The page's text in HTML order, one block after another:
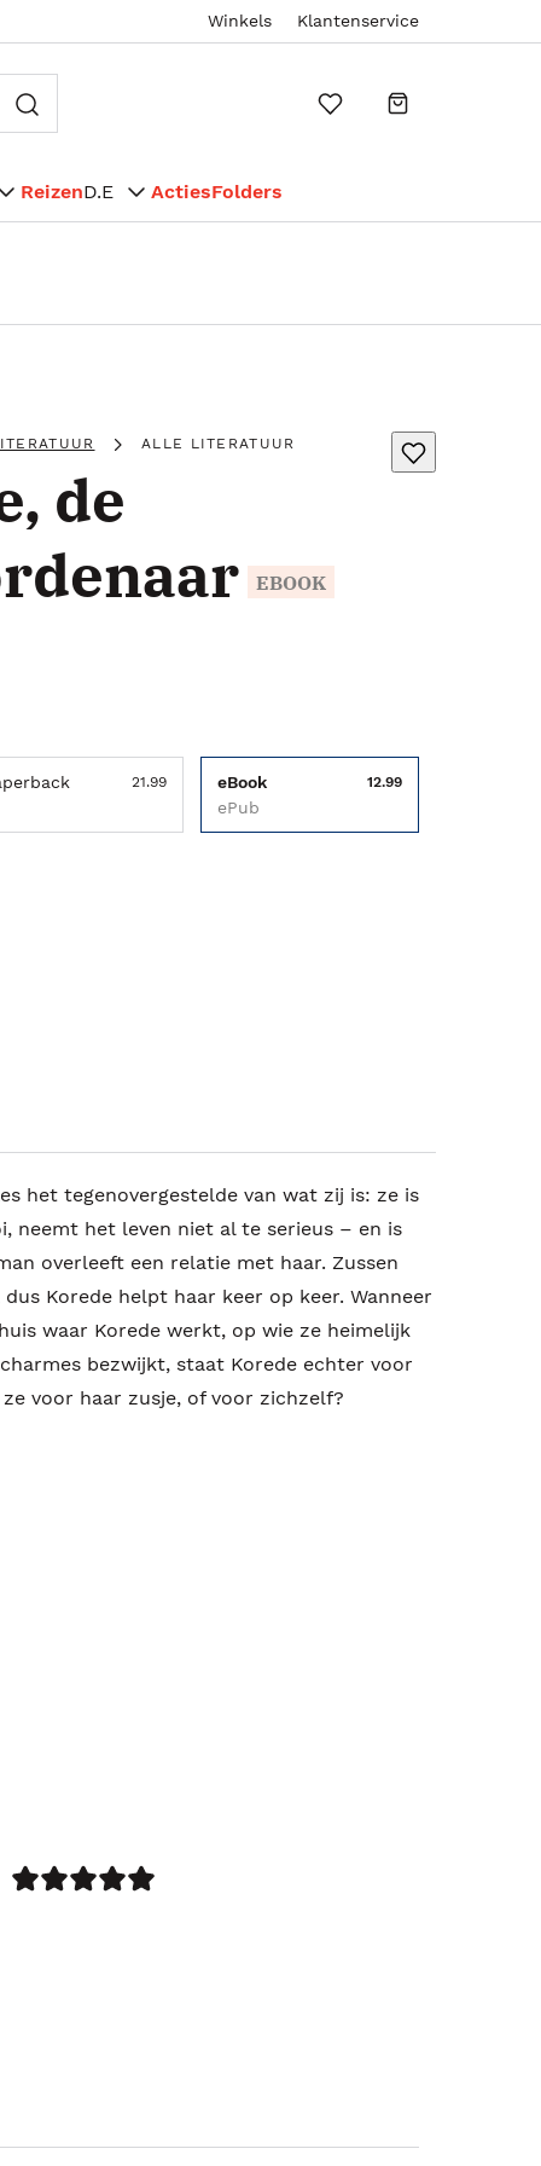
Winkels Klantenservice
ReizenD.E ActiesFolders
ALLE LITERATUUR
de
EBOOK
21.99 eBook 12.99
ePub
het tegenovergestelde van wat zij is: ze is
neemt het leven niet al te serieus – en is
overleeft een relatie met haar. Zussen
Korede helpt haar keer op keer. Wanneer
waar Korede werkt, op wie ze heimelijk
bezwijkt, staat Korede echter voor
voor haar zusje, of voor zichzelf?